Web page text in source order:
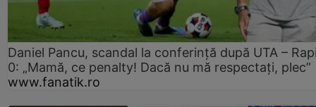
Daniel Pancu, scandal la conferință după UTA –
0: „Mamă, ce penalty! Dacă nu mă respectați, plec”
www.fanatik.ro